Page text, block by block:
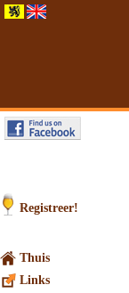
Registreer!
Thuis
Links